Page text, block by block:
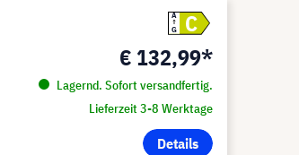
A
G
C
€ 132,99*
Lagernd. Sofort versandfertig.
Lieferzeit 3-8 Werktage
Details